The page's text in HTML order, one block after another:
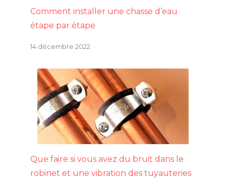
Comment installer une chasse d’eau
étape par étape
14 décembre 2022
Que faire si vous avez du bruit dans le
robinet et une vibration des tuyauteries